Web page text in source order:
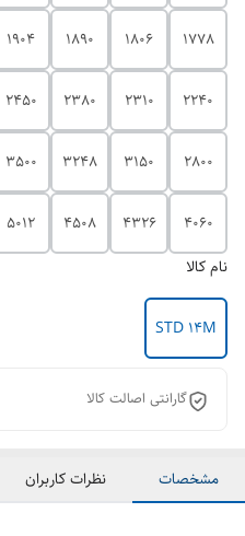
1778
1806
1890
1904
2240
2310
2380
2450
2800
3150
3248
3500
4060
4326
4508
5012
نام کالا
STD 14M
گارانتی اصالت کالا
مشخصات نظرات کاربران